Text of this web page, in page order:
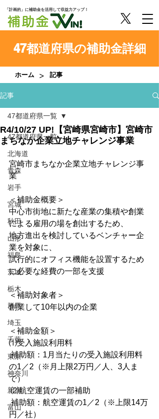
「計画的」に補助金を活用して収益力アップ！
47都道府県の補助金詳細
ホーム > 記事
記事
47都道府県一覧
北海道
青森
岩手
宮城
秋田
山形
福島
茨城
栃木
群馬
埼玉
千葉
東京
神奈川
新潟
富山
47都道府県一覧
R4/10/27 UP!【宮崎県宮崎市】宮崎市
まちなか企業立地チャレンジ事業
宮崎市まちなか企業立地チャレンジ事
業
＜補助金概要＞
中心市街地に新たな産業の集積や創業
による雇用の場を創出するため、
地方進出を検討しているベンチャー企
業を対象に、
試行的にオフィス機能を設置するため
に必要な経費の一部を支援
＜補助対象者＞
創業して10年以内の企業
＜補助金額＞
⑴受入施設利用料
補助額：1月当たりの受入施設利用料
の1／2（※月上限2万円／人、3人ま
で）
⑵航空運賃の一部補助
補助額：航空運賃の1／2（※上限14万
円／社）